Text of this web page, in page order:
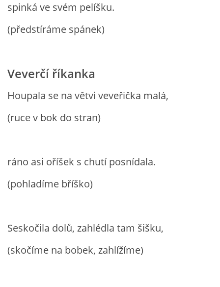
VÝTVARNÉ AKTIVITY - LÉTO
CHARAKTERISTIKA ROČNÍCH OBDOBÍ
spinká ve svém pelíšku.
(předstíráme spánek)
Veverčí říkanka
Houpala se na větvi veveřička malá,
(ruce v bok do stran)
ráno asi oříšek s chutí posnídala.
(pohladíme bříško)
Seskočila dolů, zahlédla tam šišku,
(skočíme na bobek, zahlížíme)